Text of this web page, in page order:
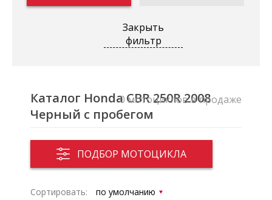
Закрыть
фильтр
Каталог Honda CBR 250R 2008
Черный с пробегом
ПОДБОР МОТОЦИКЛА
0 мотоциклов в продаже
Сортировать: